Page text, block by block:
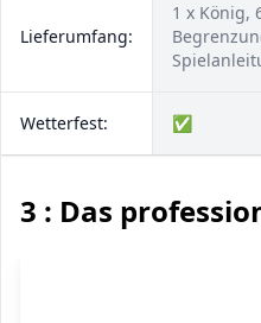
Lieferumfang:
1 x König,
Wetterfest: ✅
3 : Das